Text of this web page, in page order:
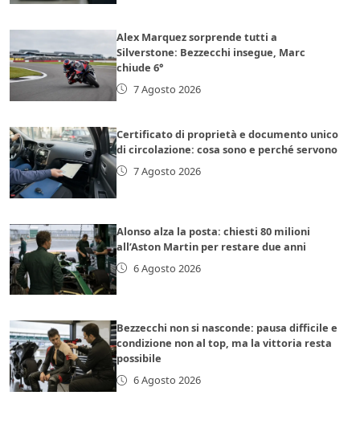
Alex Marquez sorprende tutti a
Silverstone: Bezzecchi insegue, Marc
chiude 6°
7 Agosto 2026
Certificato di proprietà e documento unico
di circolazione: cosa sono e perché servono
7 Agosto 2026
Alonso alza la posta: chiesti 80 milioni
all’Aston Martin per restare due anni
6 Agosto 2026
Bezzecchi non si nasconde: pausa difficile e
condizione non al top, ma la vittoria resta
possibile
6 Agosto 2026